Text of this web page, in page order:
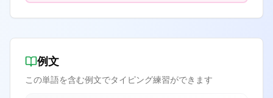
例文
この単語を含む例文でタイピング練習ができます